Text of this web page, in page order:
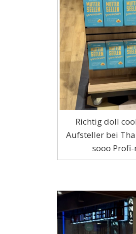
Richtig doll
Aufsteller bei
sooo